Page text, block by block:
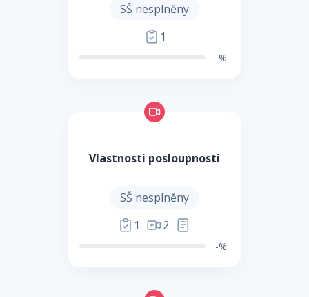
SŠ nesplněny
1
-%
Vlastnosti posloupnosti
SŠ nesplněny
1
2
-%